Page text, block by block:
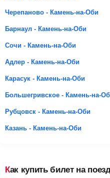
Черепаново - Камень-на-Оби
Барнаул - Камень-на-Оби
Сочи - Камень-на-Оби
Адлер - Камень-на-Оби
Карасук - Камень-на-Оби
Большегривское - Камень-на-
Рубцовск - Камень-на-Оби
Казань - Камень-на-Оби
Как купить билет на